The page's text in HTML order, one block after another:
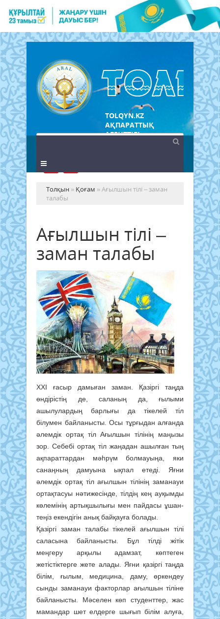
TOLQYN.KZ
АҚПАРАТТЫҚ
АГЕНТТІГІ
Толқын » Қоғам » Ағылшын тілі – заман
талабы
Ағылшын тілі –
заман талабы
ХХІ ғасыр дамыған заман. Қазіргі таңда
өндірістің де, саланың да, ғылыми
ашылулардың барлығы да тікелей тіл
білумен байланысты. Осы тұрғыдан алғанда
әлемдік ортақ тіл Ағылшын тілінің маңызы
зор. Себебі ортақ тіл жаңадан ашылған тың
ақпараттардан мәһрүм болмауыңа, яки
санаңның дамуына ықпал етеді. Яғни
әлемдік ортақ тіл ағылшын тілінің заманауи
ортақтасуы нәтижесінде, тілдің кең ауқымды
көлемінің артықшылығы мен пайдасы ұшан-
теңіз екендігін анық байқауға болады.
Қазіргі заман талабы тікелей ағылшын тілі
саласына байланысты. Бұл тілді жітік
меңгеру арқылы адамзат, көптеген
жетістіктерге жете алады. Яғни қазіргі таңда
білім, ғылым, медицина, даму, өркендеу
сынды заманауи факторлар ағылшын тіліне
байланысты. Мәселен көп студенттер, жас
мамандар шет елдерге шығып білім алуға,